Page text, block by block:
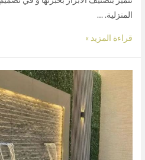
المنزلية. …
قراءة المزيد »